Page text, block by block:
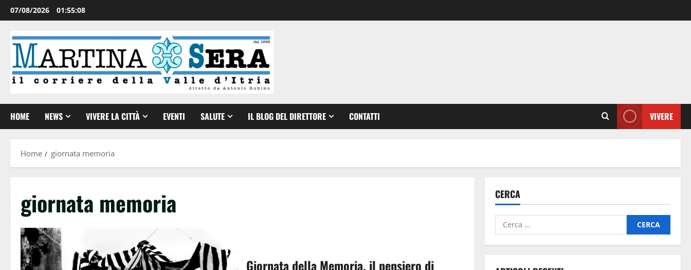
07/08/2026 01:55:09
HOME NEWS VIVERE LA CITTÀ EVENTI SALUTE IL BLOG DEL DIRETTORE CONTATTI VIVERE
Home giornata memoria
giornata memoria
Giornata della Memoria, il pensiero di
CERCA